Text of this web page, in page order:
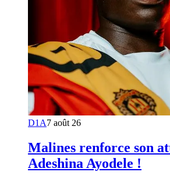
D1A7 août 26
Malines renforce son
Adeshina Ayodele !